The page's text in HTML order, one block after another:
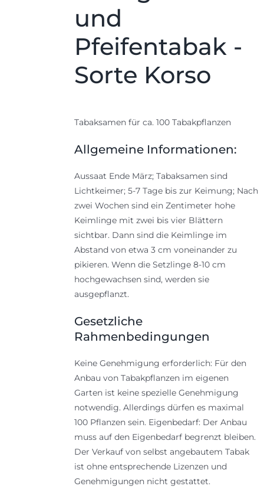
und
Pfeifentabak -
Sorte Korso
Tabaksamen für ca. 100 Tabakpflanzen
Allgemeine Informationen:
Aussaat Ende März; Tabaksamen sind
Lichtkeimer; 5-7 Tage bis zur Keimung; Nach
zwei Wochen sind ein Zentimeter hohe
Keimlinge mit zwei bis vier Blättern
sichtbar. Dann sind die Keimlinge im
Abstand von etwa 3 cm voneinander zu
pikieren. Wenn die Setzlinge 8-10 cm
hochgewachsen sind, werden sie
ausgepflanzt.
Gesetzliche
Rahmenbedingungen
Keine Genehmigung erforderlich: Für den
Anbau von Tabakpflanzen im eigenen
Garten ist keine spezielle Genehmigung
notwendig. Allerdings dürfen es maximal
100 Pflanzen sein. Eigenbedarf: Der Anbau
muss auf den Eigenbedarf begrenzt bleiben.
Der Verkauf von selbst angebautem Tabak
ist ohne entsprechende Lizenzen und
Genehmigungen nicht gestattet.